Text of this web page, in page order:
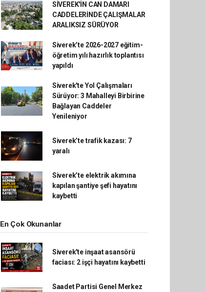
SİVEREK'İN CAN DAMARI
CADDELERİNDE ÇALIŞMALAR
ARALIKSIZ SÜRÜYOR
Siverek’te 2026-2027 eğitim-
öğretim yılı hazırlık toplantısı
yapıldı
Siverek'te Yol Çalışmaları
Sürüyor: 3 Mahalleyi Birbirine
Bağlayan Caddeler
Yenileniyor
Siverek’te trafik kazası: 7
yaralı
Siverek’te elektrik akımına
kapılan şantiye şefi hayatını
kaybetti
En Çok Okunanlar
Siverek'te inşaat asansörü
faciası: 2 işçi hayatını kaybetti
Saadet Partisi Genel Merkez